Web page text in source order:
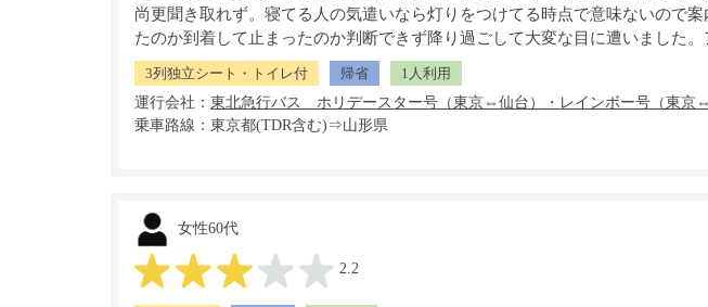
尚更聞き取れず。寝てる人の気遣いなら灯りをつけてる時点で意味ないので
たのか到着して止まったのか判断できず降り過ごして大変な目に遭いました
3列独立シート・トイレ付 帰省
1人利用
運行会社：
乗車路線：東京都(TDR含む)⇒山形県
女性60代
2.2